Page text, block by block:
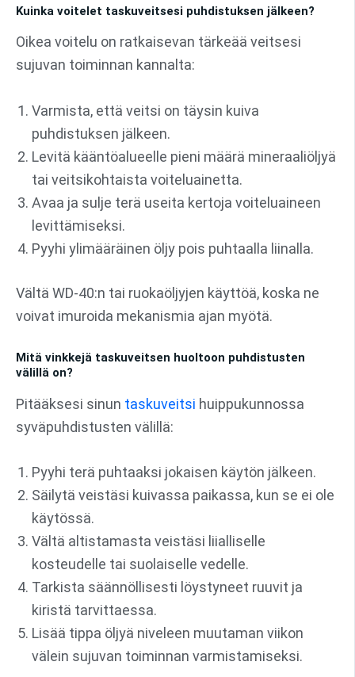
Kuinka voitelet taskuveitsesi puhdistuksen jälkeen?
Oikea voitelu on ratkaisevan tärkeää veitsesi
sujuvan toiminnan kannalta:
Varmista, että veitsi on täysin kuiva
puhdistuksen jälkeen.
Levitä kääntöalueelle pieni määrä mineraaliöljyä
tai veitsikohtaista voiteluainetta.
Avaa ja sulje terä useita kertoja voiteluaineen
levittämiseksi.
Pyyhi ylimääräinen öljy pois puhtaalla liinalla.
Vältä WD-40:n tai ruokaöljyjen käyttöä, koska ne
voivat imuroida mekanismia ajan myötä.
Mitä vinkkejä taskuveitsen huoltoon puhdistusten
välillä on?
Pitääksesi sinun taskuveitsi huippukunnossa
syväpuhdistusten välillä:
Pyyhi terä puhtaaksi jokaisen käytön jälkeen.
Säilytä veistäsi kuivassa paikassa, kun se ei ole
käytössä.
Vältä altistamasta veistäsi liialliselle
kosteudelle tai suolaiselle vedelle.
Tarkista säännöllisesti löystyneet ruuvit ja
kiristä tarvittaessa.
Lisää tippa öljyä niveleen muutaman viikon
välein sujuvan toiminnan varmistamiseksi.